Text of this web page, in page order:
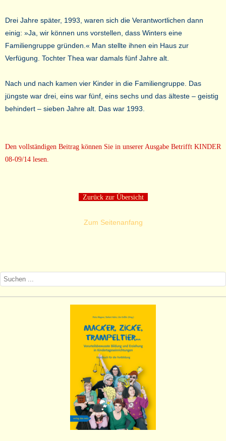
Drei Jahre später, 1993, waren sich die Verantwortlichen dann
einig: »Ja, wir können uns vorstellen, dass Winters eine
Familiengruppe gründen.« Man stellte ihnen ein Haus zur
Verfügung. Tochter Thea war damals fünf Jahre alt.
Nach und nach kamen vier Kinder in die Familiengruppe. Das
jüngste war drei, eins war fünf, eins sechs und das älteste – geistig
behindert – sieben Jahre alt. Das war 1993.
Den vollständigen Beitrag können Sie in unserer Ausgabe Betrifft KINDER
08-09/14 lesen.
Zurück zur Übersicht
Zum Seitenanfang